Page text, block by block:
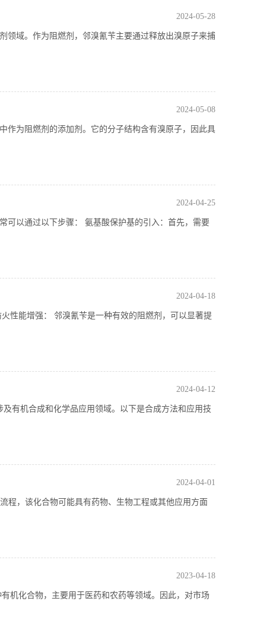
2024-05-28
领域。作为阻燃剂，邻溴氰苄主要通过释放出溴原子来捕
2024-05-08
作为阻燃剂的添加剂。它的分子结构含有溴原子，因此具
2024-04-25
可以通过以下步骤： 氨基酸保护基的引入：首先，需要
2024-04-18
性能增强： 邻溴氰苄是一种有效的阻燃剂，可以显著提
2024-04-12
有机合成和化学品应用领域。以下是合成方法和应用技
2024-04-01
程，该化合物可能具有药物、生物工程或其他应用方面
2023-04-18
机化合物，主要用于医药和农药等领域。因此，对市场